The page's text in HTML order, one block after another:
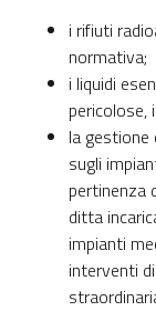
i rifiuti
normativa;
i liquidi
pericolose,
la gestione
sugli
pertinenza
ditta
impianti
interventi